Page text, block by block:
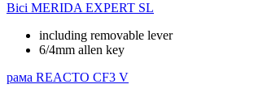
Вісі MERIDA EXPERT SL
including removable lever
6/4mm allen key
рама REACTO CF3 V